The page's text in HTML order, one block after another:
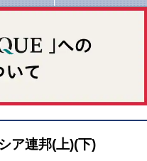
ア連邦(上)(下)